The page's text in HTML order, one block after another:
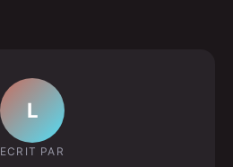
L
ECRIT PAR